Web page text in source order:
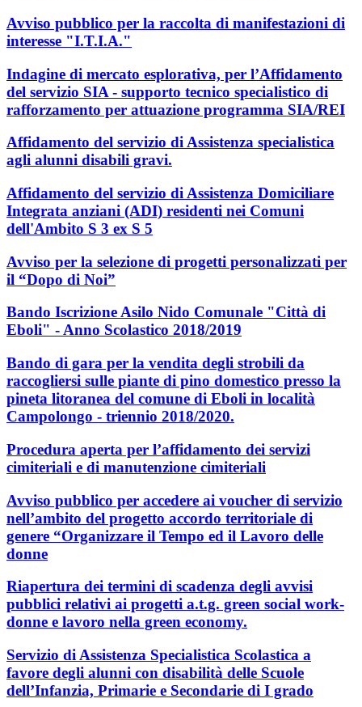
Avviso pubblico per la raccolta di manifestazioni di
interesse "I.T.I.A."
Indagine di mercato esplorativa, per l’Affidamento
del servizio SIA - supporto tecnico specialistico di
rafforzamento per attuazione programma SIA/REI
Affidamento del servizio di Assistenza specialistica
agli alunni disabili gravi.
Affidamento del servizio di Assistenza Domiciliare
Integrata anziani (ADI) residenti nei Comuni
dell'Ambito S 3 ex S 5
Avviso per la selezione di progetti personalizzati per
il “Dopo di Noi”
Bando Iscrizione Asilo Nido Comunale "Città di
Eboli" - Anno Scolastico 2018/2019
Bando di gara per la vendita degli strobili da
raccogliersi sulle piante di pino domestico presso la
pineta litoranea del comune di Eboli in località
Campolongo - triennio 2018/2020.
Procedura aperta per l’affidamento dei servizi
cimiteriali e di manutenzione cimiteriali
Avviso pubblico per accedere ai voucher di servizio
nell’ambito del progetto accordo territoriale di
genere “Organizzare il Tempo ed il Lavoro delle
donne
Riapertura dei termini di scadenza degli avvisi
pubblici relativi ai progetti a.t.g. green social work-
donne e lavoro nella green economy.
Servizio di Assistenza Specialistica Scolastica a
favore degli alunni con disabilità delle Scuole
dell’Infanzia, Primarie e Secondarie di I grado